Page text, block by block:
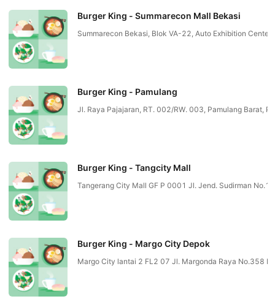
Burger King - Summarecon Mall Bekasi
Summarecon Bekasi, Blok VA-22, Auto Exhibition
Burger King - Pamulang
Jl. Raya Pajajaran, RT. 002/RW. 003, Pamulang Barat,
Burger King - Tangcity Mall
Tangerang City Mall GF P 0001 Jl. Jend. Sudirman
Burger King - Margo City Depok
Margo City lantai 2 FL2 07 Jl. Margonda Raya No.358